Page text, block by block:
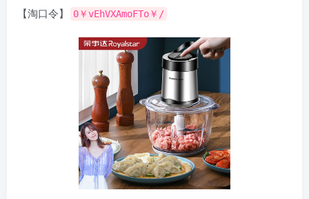
【淘口令】
0￥vEhVXAmoFTo￥/